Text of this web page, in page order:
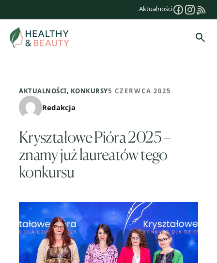
treści
Aktualności
AKTUALNOŚCI, KONKURSY5 CZERWCA 2025
Redakcja
Kryształowe Pióra 2025 –
znamy już laureatów tego
konkursu